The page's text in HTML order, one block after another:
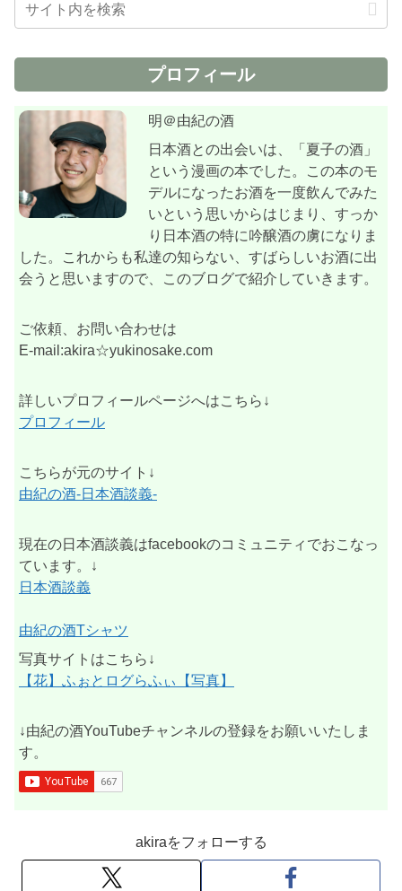
プロフィール
明＠由紀の酒
日本酒との出会いは、「夏子の酒」
という漫画の本でした。この本のモ
デルになったお酒を一度飲んでみた
いという思いからはじまり、すっか
り日本酒の特に吟醸酒の虜になりま
した。これからも私達の知らない、すばらしいお酒に出
会うと思いますので、このブログで紹介していきます。
ご依頼、お問い合わせは
E-mail:akira☆yukinosake.com
詳しいプロフィールページへはこちら↓
プロフィール
こちらが元のサイト↓
由紀の酒-日本酒談義-
現在の日本酒談義はfacebookのコミュニティでおこなっ
ています。↓
日本酒談義
由紀の酒Tシャツ
写真サイトはこちら↓
【花】ふぉとログらふぃ【写真】
↓由紀の酒YouTubeチャンネルの登録をお願いいたしま
す。
akiraをフォローする